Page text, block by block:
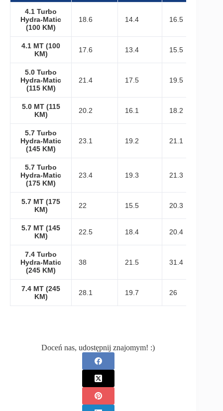
4.1 Turbo
Hydra-Matic
(100 KM)
18.6 14.4 16.5
4.1 MT (100
KM)
17.6 13.4 15.5
5.0 Turbo
Hydra-Matic
(115 KM)
21.4 17.5 19.5
5.0 MT (115
KM)
20.2 16.1 18.2
5.7 Turbo
Hydra-Matic
(145 KM)
23.1 19.2 21.1
5.7 Turbo
Hydra-Matic
(175 KM)
23.4 19.3 21.3
5.7 MT (175
KM)
22 15.5 20.3
5.7 MT (145
KM)
22.5 18.4 20.4
7.4 Turbo
Hydra-Matic
(245 KM)
38 21.5 31.4
7.4 MT (245
KM)
28.1 19.7 26
Doceń nas, udostępnij znajomym! :)